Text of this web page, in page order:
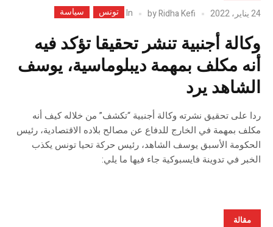
24 يناير، 2022 byRidha Kefi
In تونس سياسة
وكالة أجنبية تنشر تحقيقا تؤكد فيه
أنه مكلف بمهمة ديبلوماسية، يوسف
الشاهد يرد
ردا على تحقيق نشرته وكالة أجنبية “تكشف” من خلاله كيف أنه
مكلف بمهمة في الخارج للدفاع عن مصالح بلاده الاقتصادية، رئيس
الحكومة الأسبق يوسف الشاهد، رئيس حركة تحيا تونس يكذب
الخبر في تدوينة فايسبوكية جاء فيها ما يلي:
مقالة